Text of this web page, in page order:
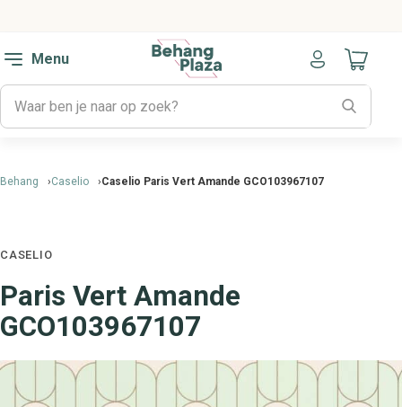
Menu
Naar
Behang Caselio Caselio Paris Vert Amande GCO103967107
CASELIO
Paris Vert Amande
GCO103967107